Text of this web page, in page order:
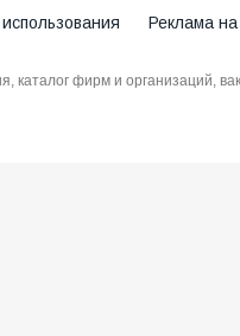
Реклама
каталог фирм и организаций,